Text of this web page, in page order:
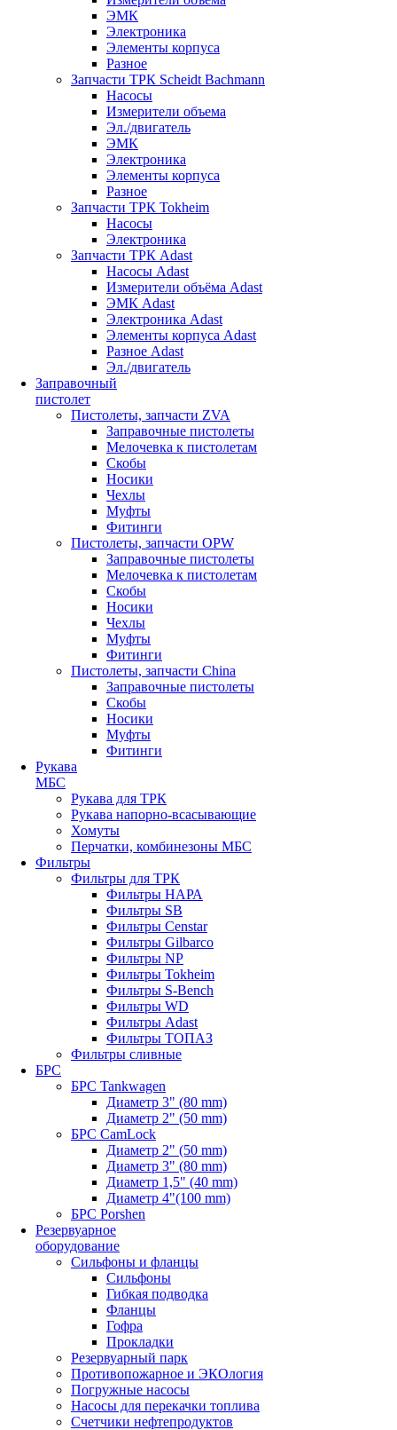
ЭМК
Электроника
Элементы корпуса
Разное
Запчасти ТРК Scheidt Bachmann
Насосы
Измерители объема
Эл./двигатель
ЭМК
Электроника
Элементы корпуса
Разное
Запчасти ТРК Tokheim
Насосы
Электроника
Запчасти ТРК Adast
Насосы Adast
Измерители объёма Adast
ЭМК Adast
Электроника Adast
Элементы корпуса Adast
Разное Adast
Эл./двигатель
Заправочный
пистолет
Пистолеты, запчасти ZVA
Заправочные пистолеты
Мелочевка к пистолетам
Скобы
Носики
Чехлы
Муфты
Фитинги
Пистолеты, запчасти OPW
Заправочные пистолеты
Мелочевка к пистолетам
Скобы
Носики
Чехлы
Муфты
Фитинги
Пистолеты, запчасти China
Заправочные пистолеты
Скобы
Носики
Муфты
Фитинги
Рукава
МБС
Рукава для ТРК
Рукава напорно-всасывающие
Хомуты
Перчатки, комбинезоны МБС
Фильтры
Фильтры для ТРК
Фильтры НАРА
Фильтры SB
Фильтры Censtar
Фильтры Gilbarco
Фильтры NP
Фильтры Tokheim
Фильтры S-Bench
Фильтры WD
Фильтры Adast
Фильтры ТОПАЗ
Фильтры сливные
БРС
БРС Tankwagen
Диаметр 3" (80 mm)
Диаметр 2" (50 mm)
БРС CamLock
Диаметр 2" (50 mm)
Диаметр 3" (80 mm)
Диаметр 1,5" (40 mm)
Диаметр 4"(100 mm)
БРС Porshen
Резервуарное
оборудование
Сильфоны и фланцы
Сильфоны
Гибкая подводка
Фланцы
Гофра
Прокладки
Резервуарный парк
Противопожарное и ЭКОлогия
Погружные насосы
Насосы для перекачки топлива
Счетчики нефтепродуктов